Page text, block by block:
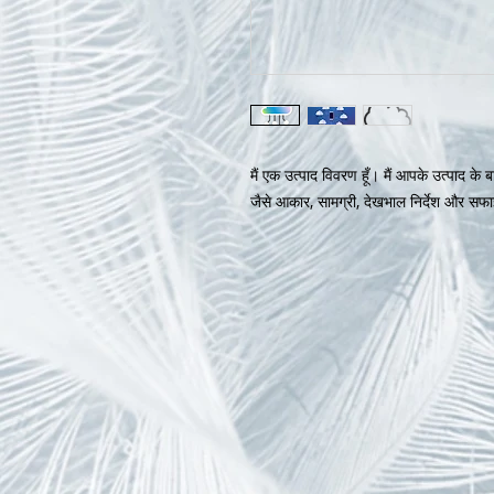
मैं एक उत्पाद विवरण हूँ। मैं आपके उत्पाद के
जैसे आकार, सामग्री, देखभाल निर्देश और